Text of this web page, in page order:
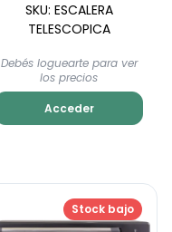
SKU: ESCALERA
TELESCOPICA
Debés loguearte para ver
los precios
Acceder
Stock bajo